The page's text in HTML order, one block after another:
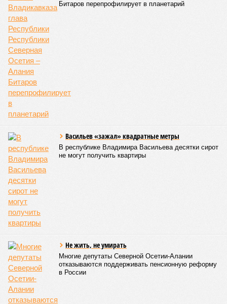
В Дагестане после ливней 18 сёл остаются без
транспортного сообщения
В Дагестане после ливней 18 сёл остаются без транспортного сообщения
(фото: Министерство транспорта и дорожного хозяйства Республики
актуальную сводку о ходе ликвидации последствий мощных
ливней, обрушившихся на регион.
Согласно официальным данным на 13 июля, дорожным
на 17 ранее пострадавших участках автомобильных дорог,
однако 18 населённых пунктов всё ещё пребывают в
транспортной блокаде.
Напомним, что мощнейшие дожди, прошедшие 8 июля,
результате чего на пике разгула стихии без связи с
внешним миром оказались жители 53 сёл. К 12 июля эта
цифра сократилась до 23, и сейчас в профильном
ведомстве фиксируют дальнейшее улучшение обстановки.
В Агульском районе вследствие частичного обрушения